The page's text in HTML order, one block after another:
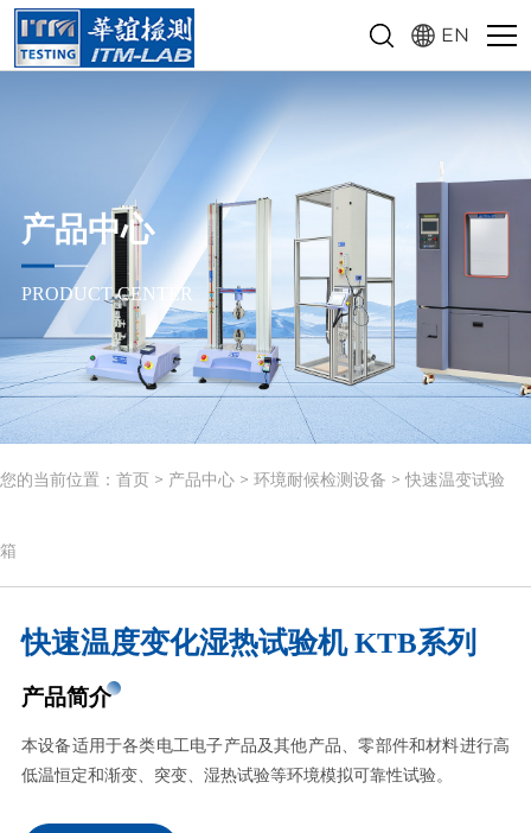
EN
产品中心
PRODUCT CENTER
您的当前位置： 首页 > 产品中心 > 环境耐候检测设备 >快速温变试验
箱
快速温度变化湿热试验机 KTB系列
产品简介
本设备适用于各类电工电子产品及其他产品、零部件和材料进行高
低温恒定和渐变、突变、湿热试验等环境模拟可靠性试验。